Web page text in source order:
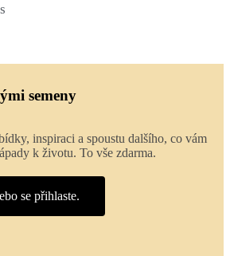
semeny
inspiraci a spoustu dalšího, co vám
k životu. To vše zdarma.
se přihlaste.